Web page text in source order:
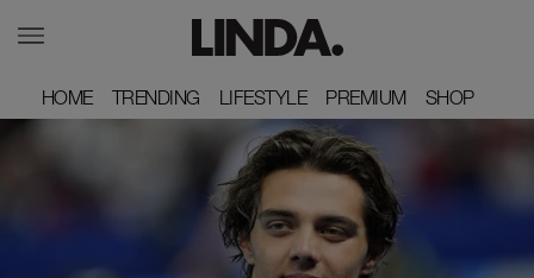
HOME
HOME TRENDING
TRENDING LIFESTYLE
LIFESTYLE PREMIUM
PREMIUM SHOP
SHOP